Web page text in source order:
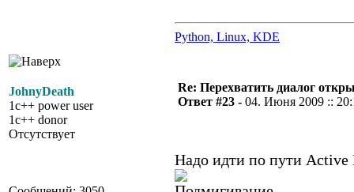
Python, Linux, KDE
JohnyDeath
1c++ power user
1c++ donor
Отсутствует
Re: Перехватить диалог
Ответ #23 - 04. Июня 2009 ::
Надо идти по пути Active